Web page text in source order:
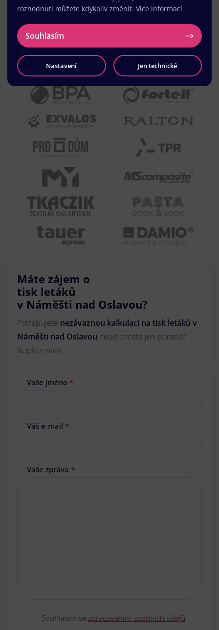
Máte zájem o
tisk letáků
v Náměšti nad Oslavou?
Potřebujete nezávaznou kalkulaci na tisk letáků v
Náměšti nad Oslavou nebo chcete jen poradit?
Napište nám.
Vaše jméno *
Váš e-mail *
Vaše zpráva *
Souhlasím se zpracováním osobních údajů
rozhodnutí můžete kdykoliv změnit. Více informací
Souhlasím
Nastavení Jen technické